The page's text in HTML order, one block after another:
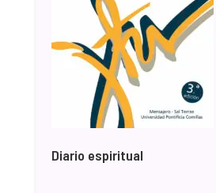
Diario espiritual